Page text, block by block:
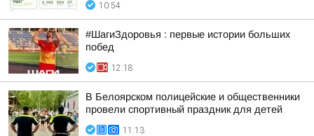
10:54
#ШагиЗдоровья : первые истории больших
побед
12:18
В Белоярском полицейские и общественники
провели спортивный праздник для детей
11:13